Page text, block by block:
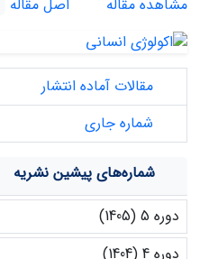
مشاهده مقاله
اصل مقاله
مقالات آماده انتشار
شماره جاری
شماره‌های پیشین نشریه
دوره 5 (1405)
دوره 4 (1404)